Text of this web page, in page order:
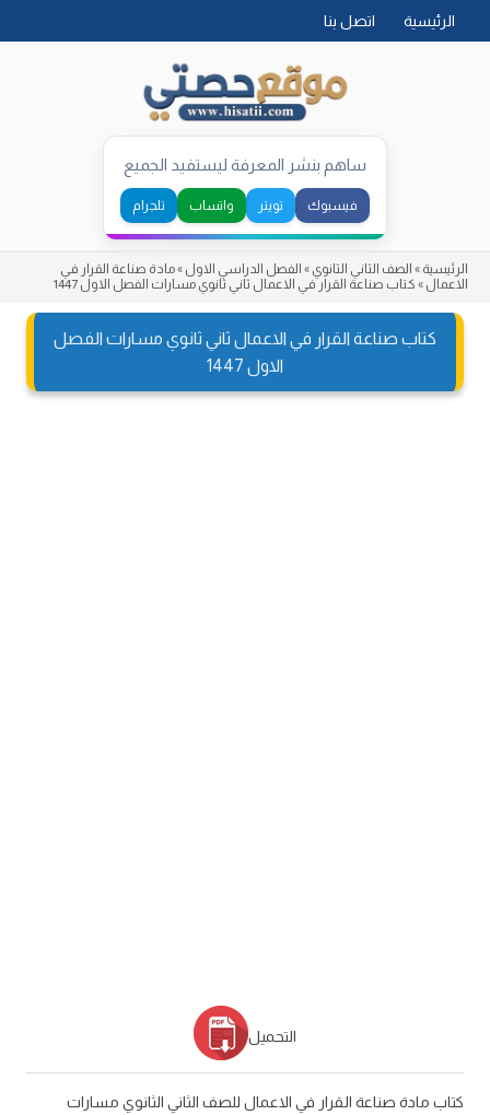
الرئيسية اتصل بنا
ساهم بنشر المعرفة ليستفيد الجميع
فيسبوك تويتر واتساب تلجرام
الرئيسية » الصف الثاني الثانوي » الفصل الدراسي الاول »مادة صناعة القرار في
الاعمال » كتاب صناعة القرار في الاعمال ثاني ثانوي مسارات الفصل الاول 1447
كتاب صناعة القرار في الاعمال ثاني ثانوي مسارات الفصل
الاول 1447
التحميل
كتاب مادة صناعة القرار في الاعمال للصف الثاني الثانوي مسارات